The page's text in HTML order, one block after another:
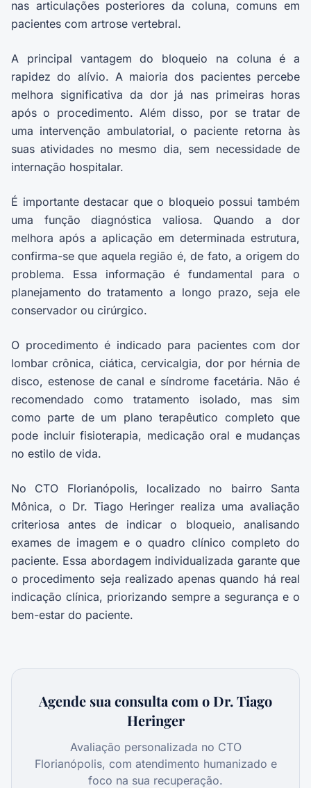
nas articulações posteriores da coluna, comuns em
pacientes com artrose vertebral.
A principal vantagem do bloqueio na coluna é a
rapidez do alívio. A maioria dos pacientes percebe
melhora significativa da dor já nas primeiras horas
após o procedimento. Além disso, por se tratar de
uma intervenção ambulatorial, o paciente retorna às
suas atividades no mesmo dia, sem necessidade de
internação hospitalar.
É importante destacar que o bloqueio possui também
uma função diagnóstica valiosa. Quando a dor
melhora após a aplicação em determinada estrutura,
confirma-se que aquela região é, de fato, a origem do
problema. Essa informação é fundamental para o
planejamento do tratamento a longo prazo, seja ele
conservador ou cirúrgico.
O procedimento é indicado para pacientes com dor
lombar crônica, ciática, cervicalgia, dor por hérnia de
disco, estenose de canal e síndrome facetária. Não é
recomendado como tratamento isolado, mas sim
como parte de um plano terapêutico completo que
pode incluir fisioterapia, medicação oral e mudanças
no estilo de vida.
No CTO Florianópolis, localizado no bairro Santa
Mônica, o Dr. Tiago Heringer realiza uma avaliação
criteriosa antes de indicar o bloqueio, analisando
exames de imagem e o quadro clínico completo do
paciente. Essa abordagem individualizada garante que
o procedimento seja realizado apenas quando há real
indicação clínica, priorizando sempre a segurança e o
bem-estar do paciente.
Agende sua consulta com o Dr. Tiago
Heringer
Avaliação personalizada no CTO
Florianópolis, com atendimento humanizado e
foco na sua recuperação.